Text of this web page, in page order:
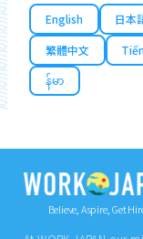
English 日本
繁體中文
န်မာ
Believe, Aspire, Get